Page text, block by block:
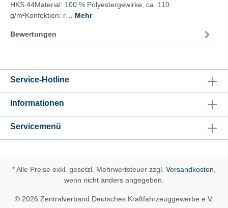
HKS 44Material: 100 % Polyestergewirke, ca. 110
g/m²Konfektion: r… Mehr
Bewertungen
Service-Hotline
Informationen
Servicemenü
* Alle Preise exkl. gesetzl. Mehrwertsteuer zzgl. Versandkosten
wenn nicht anders angegeben.
© 2026 Zentralverband Deutsches Kraftfahrzeuggewerbe e.V.